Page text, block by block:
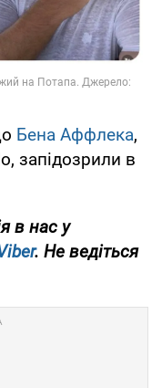
Бена Аффлека,
запідозрили в
в нас у
. Не ведіться